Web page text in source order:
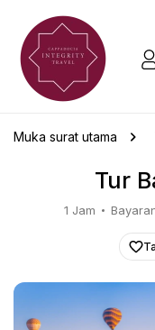
Muka surat utama
Tur
1 Jam